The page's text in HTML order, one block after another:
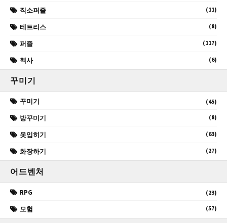
직소퍼즐 (11)
테트리스 (8)
퍼즐 (117)
헥사 (6)
꾸미기
꾸미기 (45)
방꾸미기 (8)
옷입히기 (63)
화장하기 (27)
어드벤처
RPG (23)
모험 (57)